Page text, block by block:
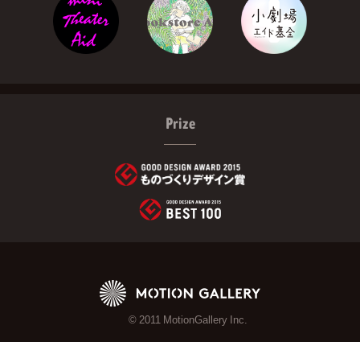
Prize
© 2011 MotionGallery Inc.